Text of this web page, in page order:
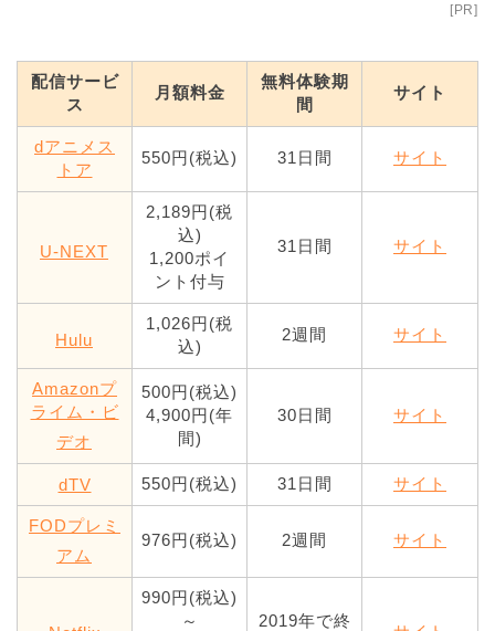
[PR]
配信サービ
ス
月額料金
無料体験期
間
サイト
dアニメス
トア
550円(税込) 31日間 サイト
U-NEXT
2,189円(税
込)
1,200ポイ
ント付与
31日間 サイト
Hulu
1,026円(税
込)
2週間 サイト
Amazonプ
ライム・ビ
デオ
500円(税込)
4,900円(年
間)
30日間 サイト
dTV 550円(税込) 31日間 サイト
FODプレミ
アム
976円(税込) 2週間 サイト
990円(税込)
～
2019年で終